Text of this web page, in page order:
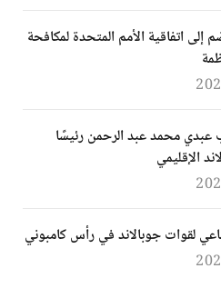
إلى اتفاقية الأمم المتحدة لمكافحة
عبدي محمد عبد الرحمن رئيسًا
الإقليمي
لقوات جوبالاند في رأس كامبوني